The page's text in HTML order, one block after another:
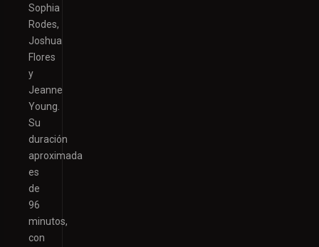
Sophia
Rodes,
Joshua
Flores
y
Jeanne
Young.
Su
duración
aproximada
es
de
96
minutos,
con